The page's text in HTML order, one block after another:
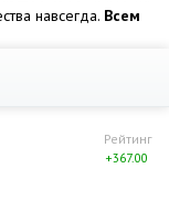
навсегда. Всем
Рейтинг
+367.00